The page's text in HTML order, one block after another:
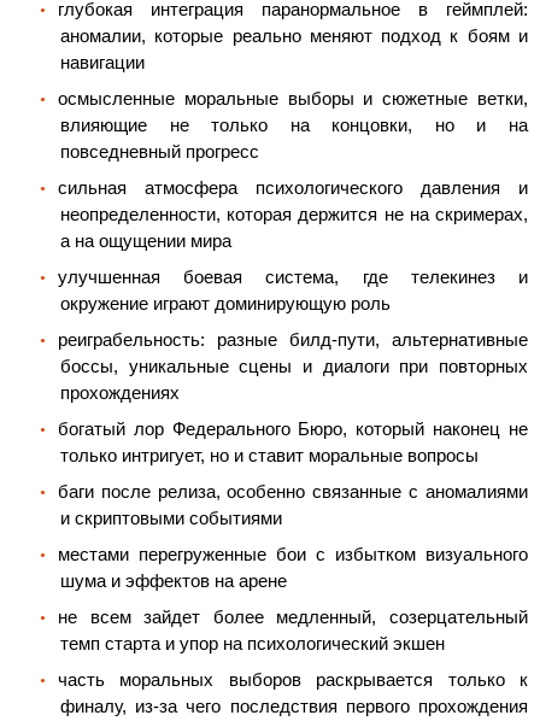
глубокая интеграция паранормальное в геймплей:
аномалии, которые реально меняют подход к боям и
навигации
осмысленные моральные выборы и сюжетные ветки,
влияющие не только на концовки, но и на
повседневный прогресс
сильная атмосфера психологического давления и
неопределенности, которая держится не на скримерах,
а на ощущении мира
улучшенная боевая система, где телекинез и
окружение играют доминирующую роль
реиграбельность: разные билд-пути, альтернативные
боссы, уникальные сцены и диалоги при повторных
прохождениях
богатый лор Федерального Бюро, который наконец не
только интригует, но и ставит моральные вопросы
баги после релиза, особенно связанные с аномалиями
и скриптовыми событиями
местами перегруженные бои с избытком визуального
шума и эффектов на арене
не всем зайдет более медленный, созерцательный
темп старта и упор на психологический экшен
часть моральных выборов раскрывается только к
финалу, из-за чего последствия первого прохождения